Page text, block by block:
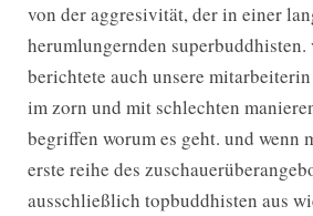
von der aggresivität, der in einer
herumlungernden
berichtete auch unsere
im zorn und mit schlechten
begriffen worum es geht. und wenn
erste reihe des
ausschließlich topbuddhisten aus